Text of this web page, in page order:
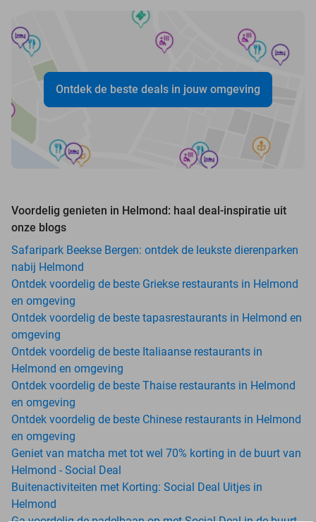
Ontdek de beste deals in jouw omgeving
Voordelig genieten in Helmond: haal deal-inspiratie uit
onze blogs
Safaripark Beekse Bergen: ontdek de leukste dierenparken
nabij Helmond
Ontdek voordelig de beste Griekse restaurants in Helmond
en omgeving
Ontdek voordelig de beste tapasrestaurants in Helmond en
omgeving
Ontdek voordelig de beste Italiaanse restaurants in
Helmond en omgeving
Ontdek voordelig de beste Thaise restaurants in Helmond
en omgeving
Ontdek voordelig de beste Chinese restaurants in Helmond
en omgeving
Geniet van matcha met tot wel 70% korting in de buurt van
Helmond - Social Deal
Buitenactiviteiten met Korting: Social Deal Uitjes in
Helmond